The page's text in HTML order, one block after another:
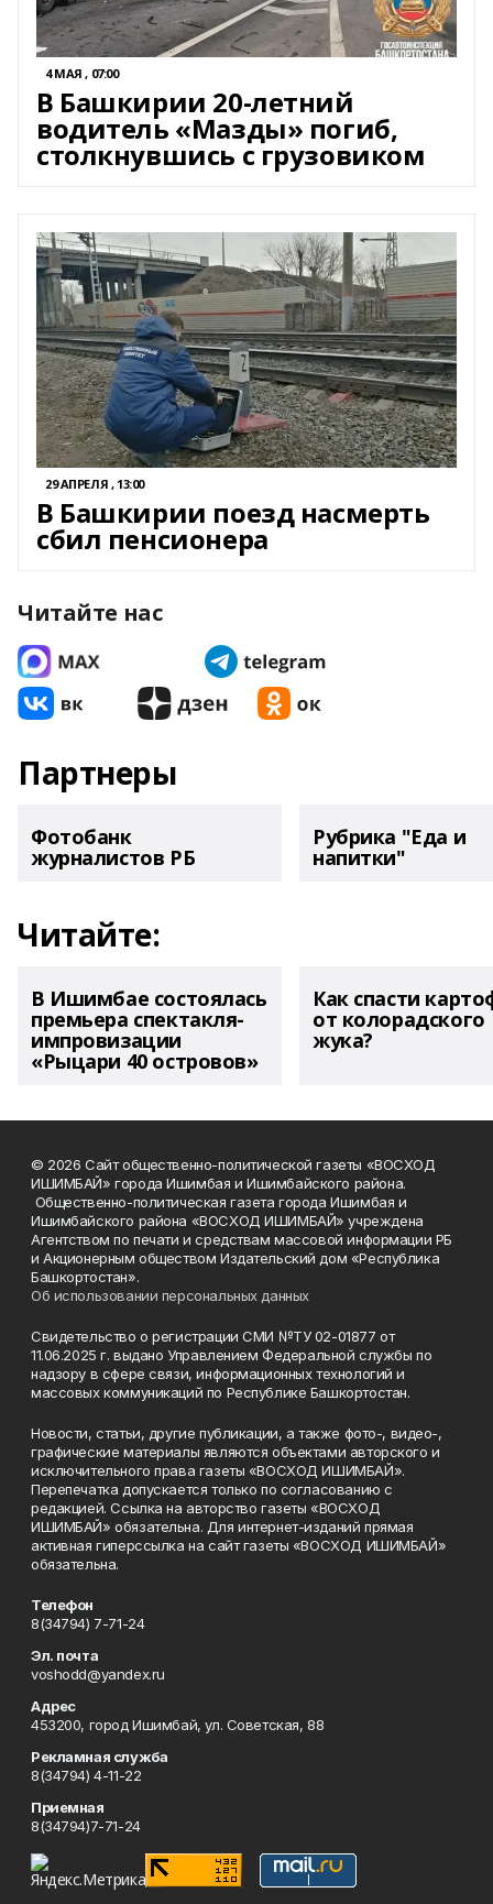
4 МАЯ , 07:00
В Башкирии 20-летний
водитель «Мазды» погиб,
столкнувшись с грузовиком
29 АПРЕЛЯ , 13:00
В Башкирии поезд насмерть
сбил пенсионера
Читайте нас
Партнеры
Фотобанк
журналистов РБ
Рубрика "Еда и
напитки"
Читайте:
В Ишимбае состоялась
премьера спектакля-
импровизации
«Рыцари 40 островов»
Как спасти
от колорадского
жука?
© 2026 Сайт общественно-политической газеты «ВОСХОД
ИШИМБАЙ» города Ишимбая и Ишимбайского района.
Общественно-политическая газета города Ишимбая и
Ишимбайского района «ВОСХОД ИШИМБАЙ» учреждена
Агентством по печати и средствам массовой информации РБ
и Акционерным обществом Издательский дом «Республика
Башкортостан».
Об использовании персональных данных
Свидетельство о регистрации СМИ №ТУ 02-01877 от
11.06.2025 г. выдано Управлением Федеральной службы по
надзору в сфере связи, информационных технологий и
массовых коммуникаций по Республике Башкортостан.
Новости, статьи, другие публикации, а также фото-, видео-,
графические материалы являются объектами авторского и
исключительного права газеты «ВОСХОД ИШИМБАЙ».
Перепечатка допускается только по согласованию с
редакцией. Ссылка на авторство газеты «ВОСХОД
ИШИМБАЙ» обязательна. Для интернет-изданий прямая
активная гиперссылка на сайт газеты «ВОСХОД ИШИМБАЙ»
обязательна.
Телефон
8(34794) 7-71-24
Эл. почта
voshodd@yandex.ru
Адрес
453200, город Ишимбай, ул. Советская, 88
Рекламная служба
8(34794) 4-11-22
Приемная
8(34794)7-71-24